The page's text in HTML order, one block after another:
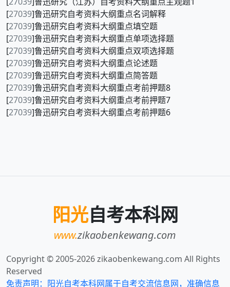
[27039]鲁迅研究自考资料大纲重点名词解释
[27039]鲁迅研究自考资料大纲重点填空题
[27039]鲁迅研究自考资料大纲重点单项选择题
[27039]鲁迅研究自考资料大纲重点双项选择题
[27039]鲁迅研究自考资料大纲重点论述题
[27039]鲁迅研究自考资料大纲重点简答题
[27039]鲁迅研究自考资料大纲重点考前押题8
[27039]鲁迅研究自考资料大纲重点考前押题7
[27039]鲁迅研究自考资料大纲重点考前押题6
阳光自考本科网
www.zikaobenkewang.com
Copyright © 2005-2026zikaobenkewang.com All Rights
Reserved
免责声明：阳光自考本科网属于自考交流信息网，准确信息